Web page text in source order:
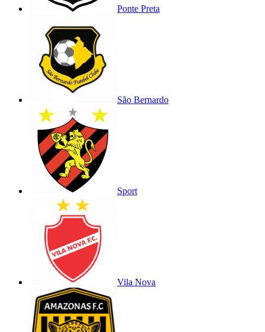
Ponte Preta
São Bernardo
Sport
Vila Nova